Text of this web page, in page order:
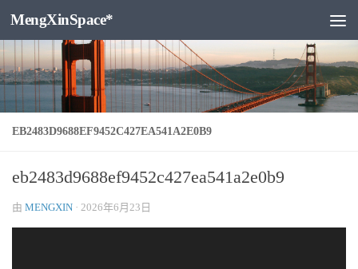
跳至内容
MengXinSpace*
EB2483D9688EF9452C427EA541A2E0B9
eb2483d9688ef9452c427ea541a2e0b9
由 MENGXIN · 2026年6月23日